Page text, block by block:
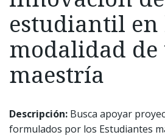
estudiantil en
modalidad de
maestría
Descripción: Busca apoyar
formulados por los Estudiantes